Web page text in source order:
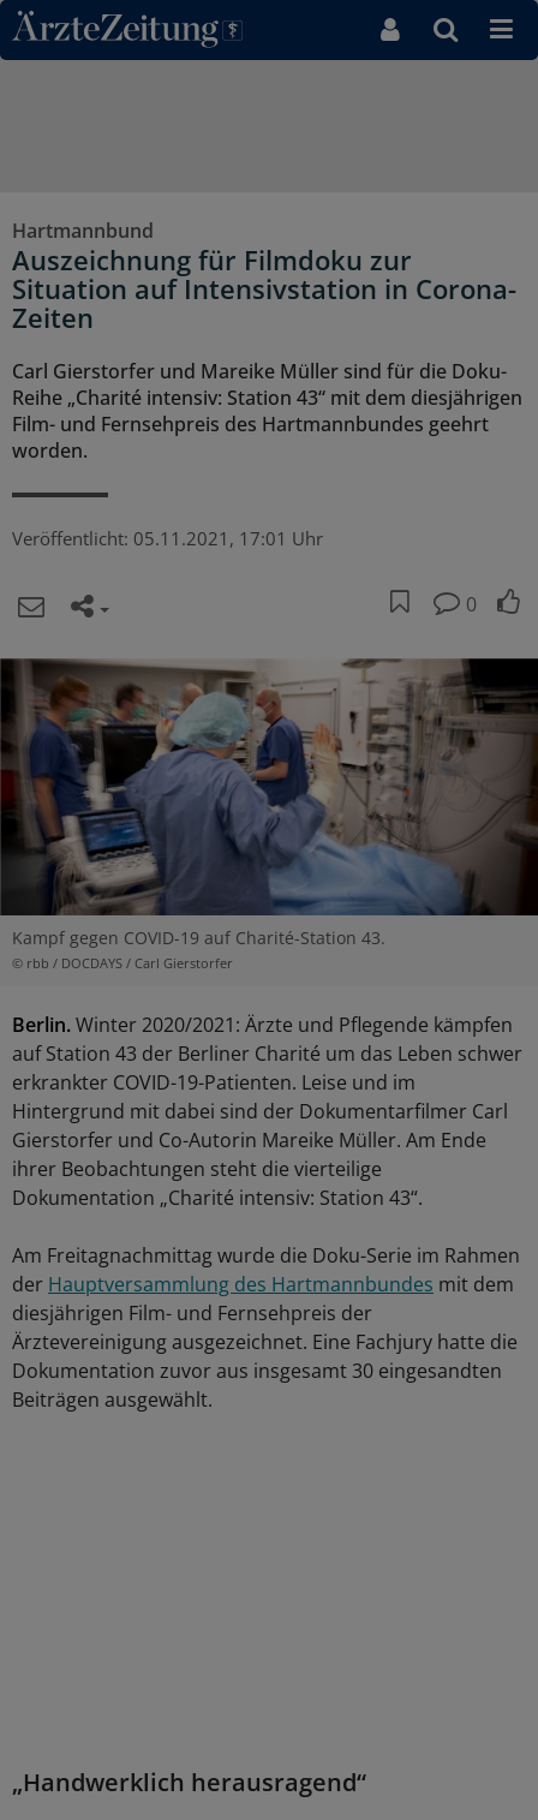
Direkt zum Inhaltsbereich
Hartmannbund
Auszeichnung für Filmdoku zur
Situation auf Intensivstation in Corona-
Zeiten
Carl Gierstorfer und Mareike Müller sind für die Doku-
Reihe „Charité intensiv: Station 43“ mit dem diesjährigen
Film- und Fernsehpreis des Hartmannbundes geehrt
worden.
Veröffentlicht: 05.11.2021, 17:01 Uhr
0
Kampf gegen COVID-19 auf Charité-Station 43.
© rbb / DOCDAYS / Carl Gierstorfer
Berlin.Winter 2020/2021: Ärzte und Pflegende kämpfen
auf Station 43 der Berliner Charité um das Leben schwer
erkrankter COVID-19-Patienten. Leise und im
Hintergrund mit dabei sind der Dokumentarfilmer Carl
Gierstorfer und Co-Autorin Mareike Müller. Am Ende
ihrer Beobachtungen steht die vierteilige
Dokumentation „Charité intensiv: Station 43“.
Am Freitagnachmittag wurde die Doku-Serie im Rahmen
der Hauptversammlung des Hartmannbundes mit dem
diesjährigen Film- und Fernsehpreis der
Ärztevereinigung ausgezeichnet. Eine Fachjury hatte die
Dokumentation zuvor aus insgesamt 30 eingesandten
Beiträgen ausgewählt.
„Handwerklich herausragend“